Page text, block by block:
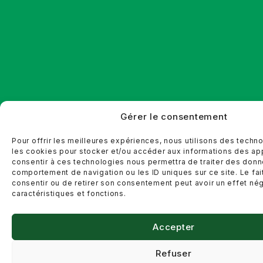
Gérer le consentement
Pour offrir les meilleures expériences, nous utilisons des
les cookies pour stocker et/ou accéder aux informations des
consentir à ces technologies nous permettra de traiter des
comportement de navigation ou les ID uniques sur ce site. Le
consentir ou de retirer son consentement peut avoir un effet
caractéristiques et fonctions.
Accepter
Refuser